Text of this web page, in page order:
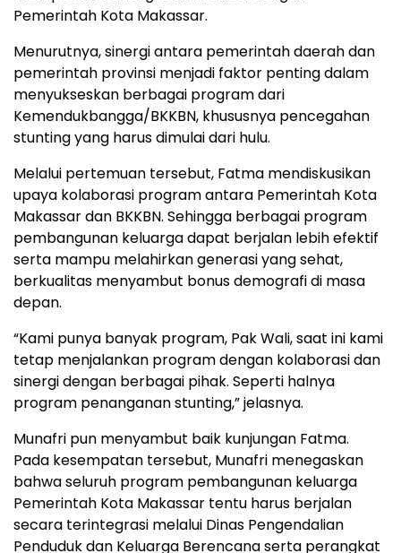
Pemerintah Kota Makassar.
Menurutnya, sinergi antara pemerintah daerah dan
pemerintah provinsi menjadi faktor penting dalam
menyukseskan berbagai program dari
Kemendukbangga/BKKBN, khususnya pencegahan
stunting yang harus dimulai dari hulu.
Melalui pertemuan tersebut, Fatma mendiskusikan
upaya kolaborasi program antara Pemerintah Kota
Makassar dan BKKBN. Sehingga berbagai program
pembangunan keluarga dapat berjalan lebih efektif
serta mampu melahirkan generasi yang sehat,
berkualitas menyambut bonus demografi di masa
depan.
“Kami punya banyak program, Pak Wali, saat ini kami
tetap menjalankan program dengan kolaborasi dan
sinergi dengan berbagai pihak. Seperti halnya
program penanganan stunting,” jelasnya.
Munafri pun menyambut baik kunjungan Fatma.
Pada kesempatan tersebut, Munafri menegaskan
bahwa seluruh program pembangunan keluarga
Pemerintah Kota Makassar tentu harus berjalan
secara terintegrasi melalui Dinas Pengendalian
Penduduk dan Keluarga Berencana serta perangkat